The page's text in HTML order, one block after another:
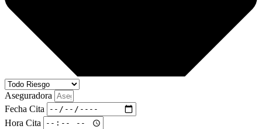
Aseguradora
Fecha Cita
Hora Cita